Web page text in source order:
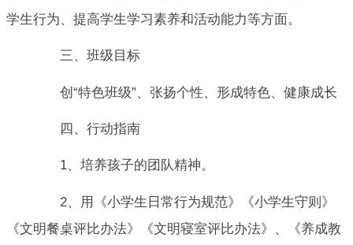
学生行为、提高学生学习素养和活动能力等方面。
三、班级目标
创“特色班级”、张扬个性、形成特色、健康成长
四、行动指南
1、培养孩子的团队精神。
2、用《小学生日常行为规范》《小学生守则》
《文明餐桌评比办法》《文明寝室评比办法》、《养成教